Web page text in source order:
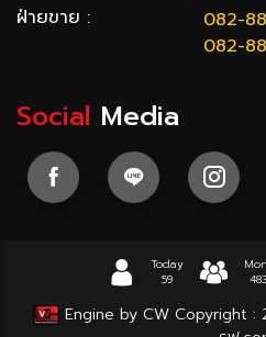
ฝ่ายขาย :
082-
082-
Social Media
Today
59
Engine by CW Copyright :